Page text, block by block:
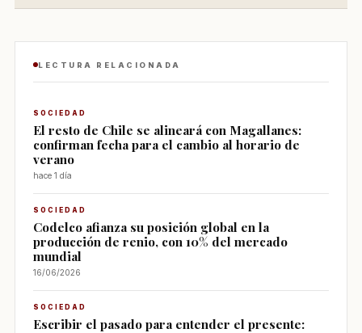
LECTURA RELACIONADA
SOCIEDAD
El resto de Chile se alineará con Magallanes:
confirman fecha para el cambio al horario de
verano
hace 1 día
SOCIEDAD
Codelco afianza su posición global en la
producción de renio, con 10% del mercado
mundial
16/06/2026
SOCIEDAD
Escribir el pasado para entender el presente: